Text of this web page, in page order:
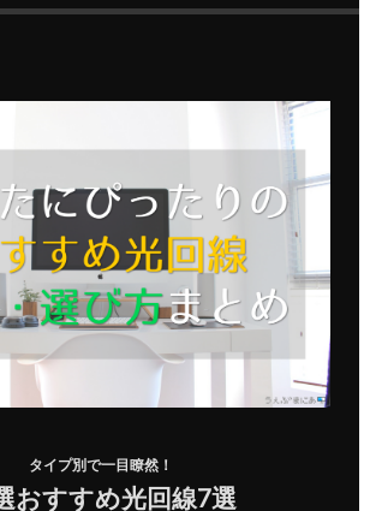
タイプ別で一目瞭然！
おすすめ光回線7選